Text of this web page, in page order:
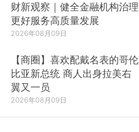
财新观察｜健全金融机构治理
更好服务高质量发展
2026年08月09日
【商圈】喜欢配戴名表的哥伦
比亚新总统 商人出身拉美右
翼又一员
2026年08月09日